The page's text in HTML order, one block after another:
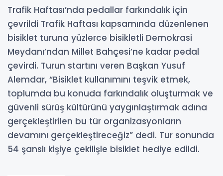
Trafik Haftası’nda pedallar farkındalık için
çevrildi Trafik Haftası kapsamında düzenlenen
bisiklet turuna yüzlerce bisikletli Demokrasi
Meydanı’ndan Millet Bahçesi’ne kadar pedal
çevirdi. Turun startını veren Başkan Yusuf
Alemdar, “Bisiklet kullanımını teşvik etmek,
toplumda bu konuda farkındalık oluşturmak ve
güvenli sürüş kültürünü yaygınlaştırmak adına
gerçekleştirilen bu tür organizasyonların
devamını gerçekleştireceğiz” dedi. Tur sonunda
54 şanslı kişiye çekilişle bisiklet hediye edildi.